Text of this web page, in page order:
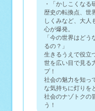
・「かしこくなる
歴史の転換点、世
しくみなど、大人
心が爆発。
「今の世界はど
るの？」
生きるうえで役立
世を広い目で見る
プ！
社会の魅力を知っ
な気持ちに灯りを
社会のナゾトクの
う！